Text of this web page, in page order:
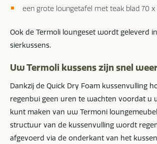
een grote loungetafel met teak blad 70
Ook de Termoli loungeset wordt geleverd
sierkussens.
Uw Termoli kussens zijn snel
Dankzij de Quick Dry Foam kussenvulling
regenbui geen uren te wachten voordat u
kunt maken van uw Termoni
structuur van de kussenvulling wordt
afgevoerd via de onderkant van het